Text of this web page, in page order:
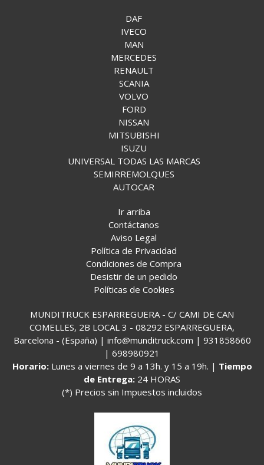
DAF
IVECO
MAN
MERCEDES
RENAULT
SCANIA
VOLVO
FORD
NISSAN
MITSUBISHI
ISUZU
UNIVERSAL TODAS LAS MARCAS
SEMIRREMOLQUES
AUTOCAR
Ir arriba
Contáctanos
Aviso Legal
Política de Privacidad
Condiciones de Compra
Desistir de un pedido
Políticas de Cookies
MUNDITRUCK ESPARREGUERA - C/ CAMI DE CAN
COMELLES, 2B LOCAL 3 - 08292 ESPARREGUERA,
Barcelona - (España) | info@munditruck.com | 931858660
| 698980921
Horario: Lunes a viernes de 9 a 13h. y 15 a 19h. | Tiempo
de Entrega: 24 HORAS
(*) Precios sin Impuestos incluidos